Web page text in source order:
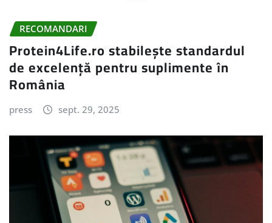
RECOMANDARI
Protein4Life.ro stabilește standardul
de excelență pentru suplimente în
România
press sept. 29, 2025